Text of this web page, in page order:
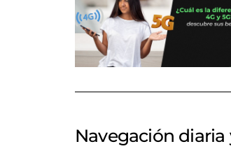
Navegación diaria